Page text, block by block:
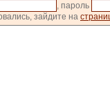
, пароль
зайдите на